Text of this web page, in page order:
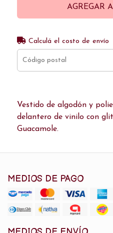
AGREGAR
Calculá el costo de envío
Vestido de algodón y
delantero de vinilo con
Guacamole.
MEDIOS DE PAGO